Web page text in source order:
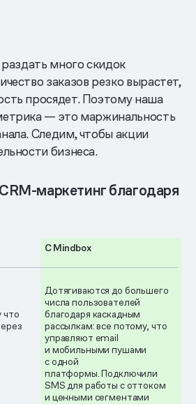
много скидок
заказов резко вырастет,
просядет. Поэтому наша
— это маржинальность
Следим, чтобы акции
бизнеса.
маркетинг благодаря
С Mindbox
что
Дотягиваются до большего
числа пользователей
благодаря каскадным
рассылкам: все потому, что
управляют email
и мобильными пушами
с одной
платформы. Подключили
SMS для работы с оттоком
и ценными сегментами